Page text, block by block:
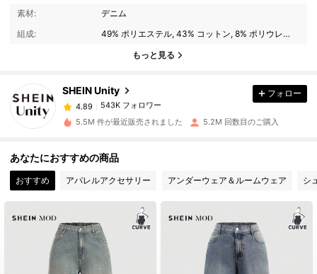
素材:
デニム
組成:
49% ポリエステル, 43% コットン, 8% ポリウレタン
もっと見る
SHEIN Unity
543K フォロワー
543K フォロワー
4.89 543K フォロワー
4.89 543K フォロワー
フォロー
5.5M 件が最近販売されました 5.2M 回数目のご購入
あなたにおすすめの商品
おすすめ アパレルアクセサリー アンダーウェア＆ルームウェア シ